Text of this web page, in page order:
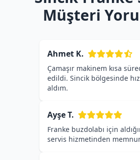
Müşteri
Ahmet K.
Çamaşır makinem kısa
edildi. Sincik bölgesinde
aldım.
Ayşe T.
Franke buzdolabı için
servis hizmetinden